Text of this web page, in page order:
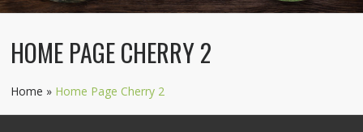
HOME PAGE CHERRY 2
Home » Home Page Cherry 2